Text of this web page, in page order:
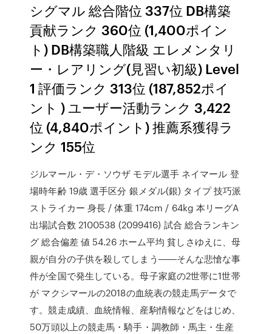
シグマル 総合階位 337位 DB構築
貢献ランク 360位 (1,400ポイン
ト) DB構築職人階級 エレメンタリ
ー・レアリング(見習い初級) Level
1 評価ランク 313位 (187,852ポイ
ント ) ユーザー活動ランク 3,422
位 (4,840ポイント) 推薦系獲得ラ
ンク 155位
ジルマール・デ・ソウザ モデル選手 ネイマール 登
場時年齢 19歳 選手区分 銀メダル(銀) タイプ 技巧派
ストライカー 身長 / 体重 174cm / 64kg 本リーグA
出場試合数 2100538 (2099416) 試合 総合ランキン
グ 総合偏差 値 54.26 ホーム平均 貧しさゆえに、母
親が自分の子供を殺してしまう――そんな悲愴な事
件が全国で発生している。母子家庭の2世帯に1世帯
が マクシマールの2018の血統表の競走馬データで
す。競走成績、血統情報、産駒情報などをはじめ、
50万頭以上の競走馬・騎手・調教師・馬主・生産